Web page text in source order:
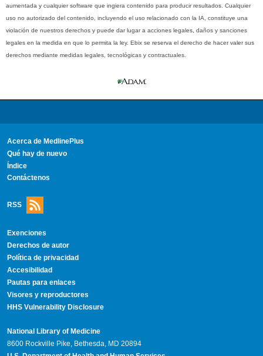
aumentada y cualquier software que ingiera contenido para producir resultados. Cualquier
uso no autorizado del contenido, incluyendo el uso relacionado con la IA, constituye una
violación de nuestros derechos y puede dar lugar a acciones legales, daños y sanciones
legales en la medida en que lo permita la ley. Ebix se reserva el derecho de hacer valer sus
derechos mediante medidas legales, tecnológicas y contractuales.
Acerca de MedlinePlus
Qué hay de nuevo
Índice
Contáctenos
RSS
Exenciones
Derechos de autor
Política de privacidad
Accesibilidad
Pautas para enlaces
Visores y reproductores
HHS Vulnerability Disclosure
National Library of Medicine
8600 Rockville Pike, Bethesda, MD 20894